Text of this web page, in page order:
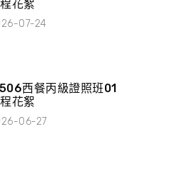
花絮
07-24
西餐丙級證照班01
花絮
06-27